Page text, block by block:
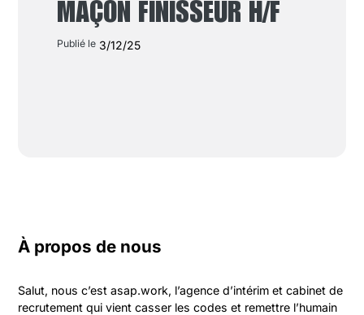
MAÇON FINISSEUR H/F
Publié le 3/12/25
À propos de nous
Salut, nous c’est asap.work, l’agence d’intérim et cabinet de
recrutement qui vient casser les codes et remettre l’humain